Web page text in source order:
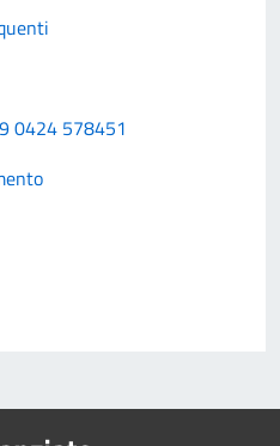
0424 578451